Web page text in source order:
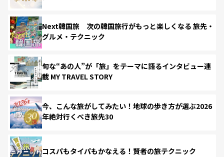
Next韓国旅 次の韓国旅行がもっと楽しくなる 旅先・
グルメ・テクニック
旬な“あの人”が「旅」をテーマに語るインタビュー連
載 MY TRAVEL STORY
今、こんな旅がしてみたい！地球の歩き方が選ぶ2026
年絶対行くべき旅先30
コスパもタイパもかなえる！賢者の旅テクニック